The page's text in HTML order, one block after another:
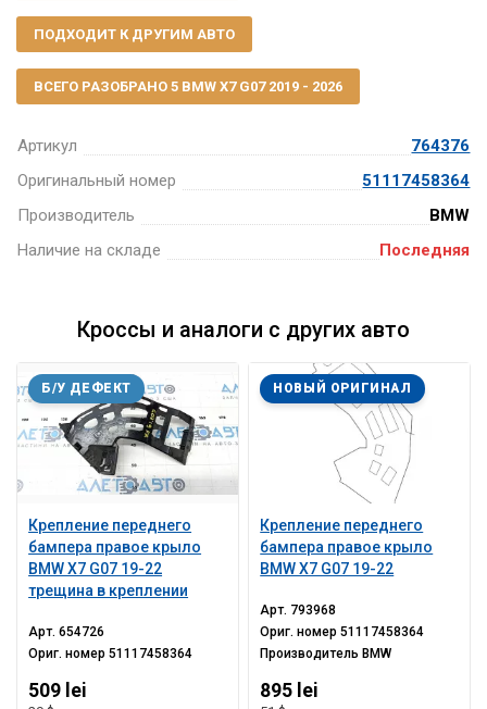
Артикул
764376
Оригинальный номер
51117458364
Производитель
BMW
Наличие на складе
Последняя
ПОДХОДИТ К ДРУГИМ АВТО
ВСЕГО РАЗОБРАНО 5 BMW X7 G07 2019 - 2026
Кроссы и аналоги с других авто
Крепление переднего
бампера правое крыло
BMW X7 G07 19-22
трещина в креплении
Б/У ДЕФЕКТ
Арт.654726
Ориг. номер51117458364
509 lei
Крепление переднего
бампера правое крыло
BMW X7 G07 19-22
НОВЫЙ ОРИГИНАЛ
Арт. 793968
Ориг. номер51117458364
Производитель BMW
895 lei